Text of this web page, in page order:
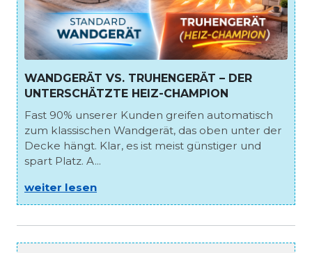
WANDGERÄT VS. TRUHENGERÄT – DER
UNTERSCHÄTZTE HEIZ-CHAMPION
Fast 90% unserer Kunden greifen automatisch
zum klassischen Wandgerät, das oben unter der
Decke hängt. Klar, es ist meist günstiger und
spart Platz. A...
weiter lesen